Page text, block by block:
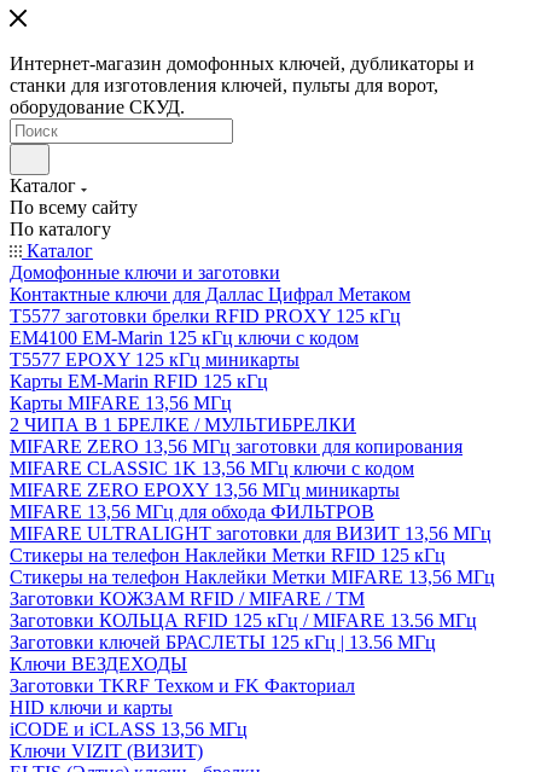
Интернет-магазин домофонных ключей, дубликаторы и
станки для изготовления ключей, пульты для ворот,
оборудование СКУД.
Каталог
По всему сайту
По каталогу
Каталог
Домофонные ключи и заготовки
Контактные ключи для Даллас Цифрал Метаком
T5577 заготовки брелки RFID PROXY 125 кГц
EM4100 EM-Marin 125 кГц ключи с кодом
T5577 EPOXY 125 кГц миникарты
Карты EM-Marin RFID 125 кГц
Карты MIFARE 13,56 МГц
2 ЧИПА В 1 БРЕЛКЕ / МУЛЬТИБРЕЛКИ
MIFARE ZERO 13,56 МГц заготовки для копирования
MIFARE CLASSIC 1K 13,56 МГц ключи с кодом
MIFARE ZERO EPOXY 13,56 МГц миникарты
MIFARE 13,56 МГц для обхода ФИЛЬТРОВ
MIFARE ULTRALIGHT заготовки для ВИЗИТ 13,56 МГц
Стикеры на телефон Наклейки Метки RFID 125 кГц
Стикеры на телефон Наклейки Метки MIFARE 13,56 МГц
Заготовки КОЖЗАМ RFID / MIFARE / TM
Заготовки КОЛЬЦА RFID 125 кГц / MIFARE 13.56 МГц
Заготовки ключей БРАСЛЕТЫ 125 кГц | 13.56 МГц
Ключи ВЕЗДЕХОДЫ
Заготовки TKRF Техком и FK Факториал
HID ключи и карты
iCODE и iCLASS 13,56 МГц
Ключи VIZIT (ВИЗИТ)